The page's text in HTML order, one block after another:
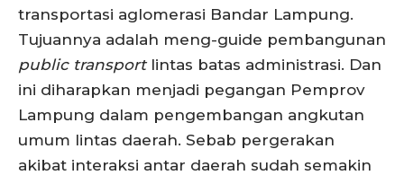
transportasi aglomerasi Bandar Lampung.
Tujuannya adalah meng-guide pembangunan
public transportlintas batas administrasi. Dan
ini diharapkan menjadi pegangan Pemprov
Lampung dalam pengembangan angkutan
umum lintas daerah. Sebab pergerakan
akibat interaksi antar daerah sudah semakin